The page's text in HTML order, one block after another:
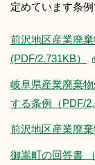
定めています条例
前沢地区産業廃
(PDF/2.731KB）
岐阜県産業廃棄
する条例（PDF/
前沢地区産業廃棄
御嵩町の回答書